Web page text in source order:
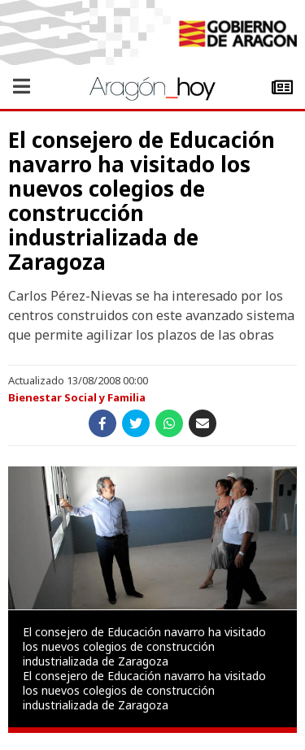
El consejero de Educación
navarro ha visitado los
nuevos colegios de
construcción
industrializada de
Zaragoza
Carlos Pérez-Nievas se ha interesado por los
centros construidos con este avanzado sistema
que permite agilizar los plazos de las obras
Actualizado 13/08/2008 00:00
Bienestar Social y Familia
El consejero de Educación navarro ha visitado
los nuevos colegios de construcción
industrializada de Zaragoza
El consejero de Educación navarro ha visitado
los nuevos colegios de construcción
industrializada de Zaragoza